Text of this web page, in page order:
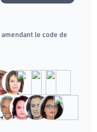
amendant le code de